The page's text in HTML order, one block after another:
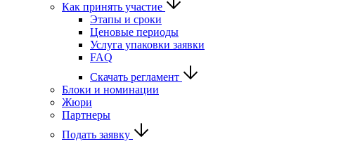
Как принять участие
Этапы и сроки
Ценовые периоды
Услуга упаковки заявки
FAQ
Скачать регламент
Блоки и номинации
Жюри
Партнеры
Подать заявку